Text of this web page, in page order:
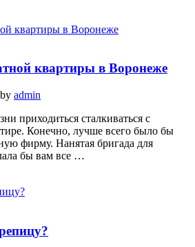
квартиры в Воронеже
by admin
приходиться сталкиваться с
Конечно, лучше всего было бы
фирму. Нанятая бригада для
бы вам все …